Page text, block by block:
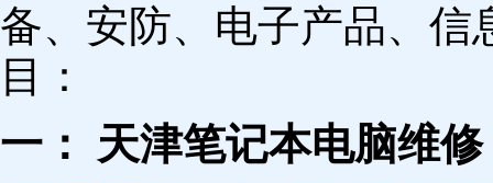
备、安防、电子产品、信
目：
一： 天津笔记本电脑维修